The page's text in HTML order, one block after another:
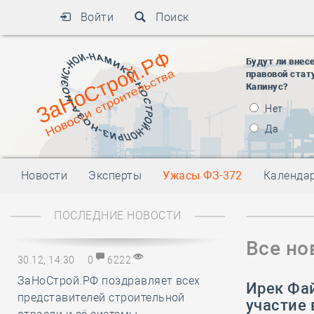
Войти Поиск
Будут ли
правовой
Капинус?
Нет
Да
Новости Эксперты Ужасы ФЗ-372
ПОСЛЕДНИЕ НОВОСТИ
30.12, 14:30 0 6222
ЗаНоСтрой.РФ поздравляет всех
представителей строительной
Все
Ирек
участие